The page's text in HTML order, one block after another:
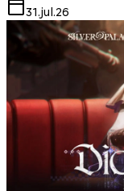
31.jul.26